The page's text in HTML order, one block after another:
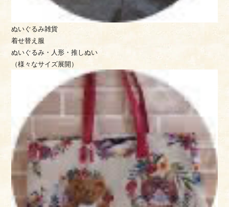
ぬいぐるみ雑貨
着せ替え服
ぬいぐるみ・人形・推しぬい
（様々なサイズ展開）